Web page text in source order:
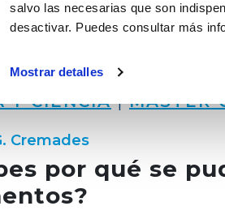
salvo las necesarias que son
desactivar. Puedes consultar más
Mostrar detalles
Y CIENCIA|MASTER
Cremades
por qué se